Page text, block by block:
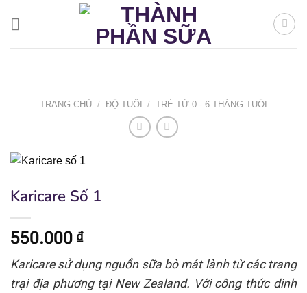
TRANG CHỦ / ĐỘ TUỔI / TRẺ TỪ 0 - 6 THÁNG TUỔI
Karicare Số 1
550.000 ₫
Karicare sử dụng nguồn sữa bò mát lành từ các trang
trại địa phương tại New Zealand. Với công thức dinh